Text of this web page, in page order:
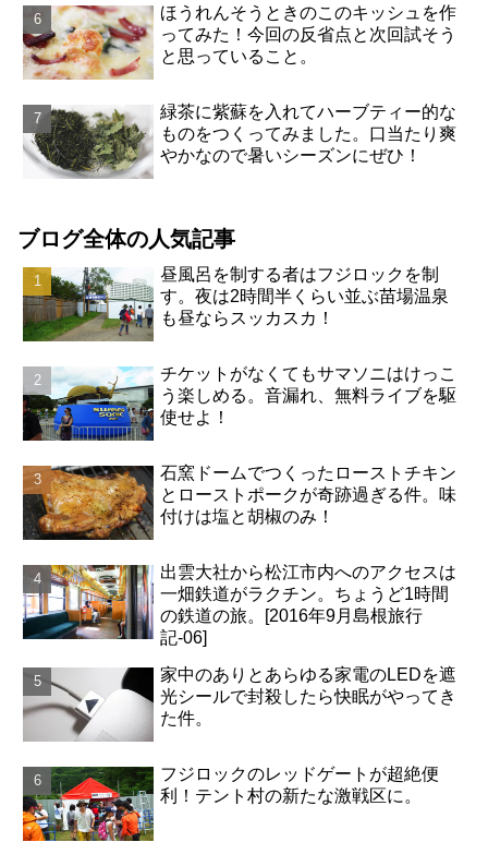
ほうれんそうときのこのキッシュを作
ってみた！今回の反省点と次回試そう
と思っていること。
緑茶に紫蘇を入れてハーブティー的な
ものをつくってみました。口当たり爽
やかなので暑いシーズンにぜひ！
ブログ全体の人気記事
昼風呂を制する者はフジロックを制
す。夜は2時間半くらい並ぶ苗場温泉
も昼ならスッカスカ！
チケットがなくてもサマソニはけっこ
う楽しめる。音漏れ、無料ライブを駆
使せよ！
石窯ドームでつくったローストチキン
とローストポークが奇跡過ぎる件。味
付けは塩と胡椒のみ！
出雲大社から松江市内へのアクセスは
一畑鉄道がラクチン。ちょうど1時間
の鉄道の旅。[2016年9月島根旅行
記-06]
家中のありとあらゆる家電のLEDを遮
光シールで封殺したら快眠がやってき
た件。
フジロックのレッドゲートが超絶便
利！テント村の新たな激戦区に。